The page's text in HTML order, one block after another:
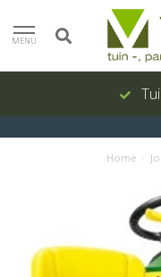
MENU
Home